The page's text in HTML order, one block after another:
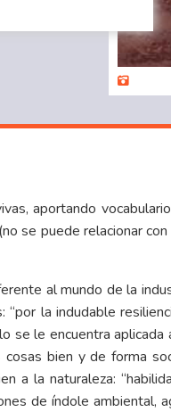
aportando vocabulario
se puede relacionar
al mundo de la
la indudable
le encuentra
cosas bien y de forma
a la naturaleza:
de índole